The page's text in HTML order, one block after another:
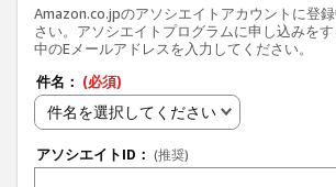
Amazon.co.jpのアソシエイトアカウントに登
さい。アソシエイトプログラムに申し込みを
中のEメールアドレスを入力してください。
件名： (必須)
件名を選択してください
アソシエイトID： (推奨)